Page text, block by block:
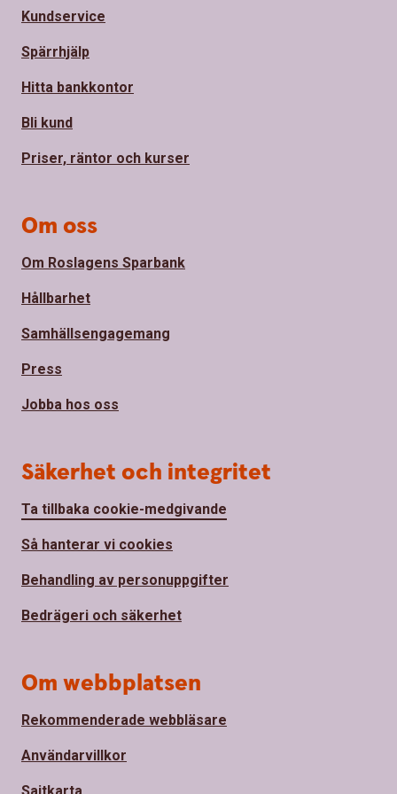
Kundservice
Spärrhjälp
Hitta bankkontor
Bli kund
Priser, räntor och kurser
Om oss
Om Roslagens Sparbank
Hållbarhet
Samhällsengagemang
Press
Jobba hos oss
Säkerhet och integritet
Ta tillbaka cookie-medgivande
Så hanterar vi cookies
Behandling av personuppgifter
Bedrägeri och säkerhet
Om webbplatsen
Rekommenderade webbläsare
Användarvillkor